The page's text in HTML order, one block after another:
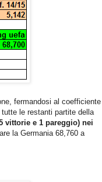
fermandosi al coefficiente
le restanti partite della
vittorie e 1 pareggio) nei
la Germania 68,760 a